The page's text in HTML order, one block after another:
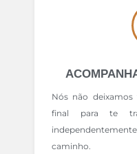
Nós não
final para te
caminho.